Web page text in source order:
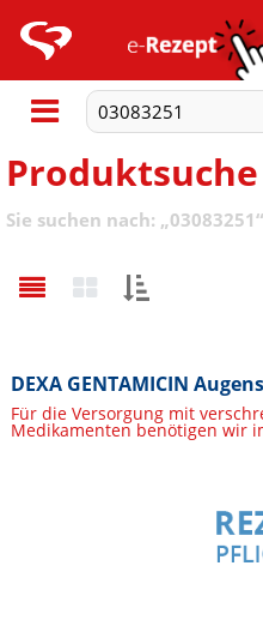
Produktsuche
Sie suchen nach: „03083251“
DEXA GENTAMICIN
Für die Versorgung mit
Medikamenten benötigen wir